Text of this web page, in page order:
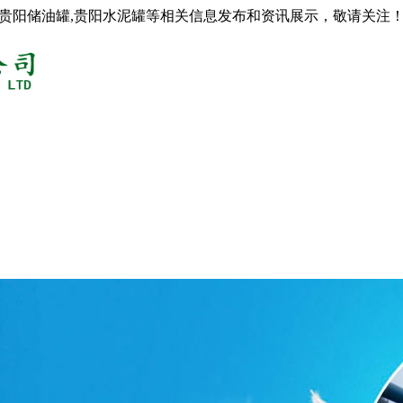
阳储油罐,贵阳水泥罐等相关信息发布和资讯展示，敬请关注